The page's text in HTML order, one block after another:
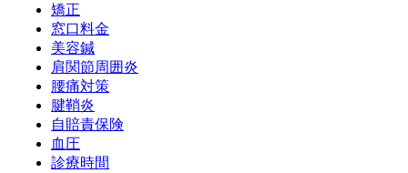
矯正
窓口料金
美容鍼
肩関節周囲炎
腰痛対策
腱鞘炎
自賠責保険
血圧
診療時間